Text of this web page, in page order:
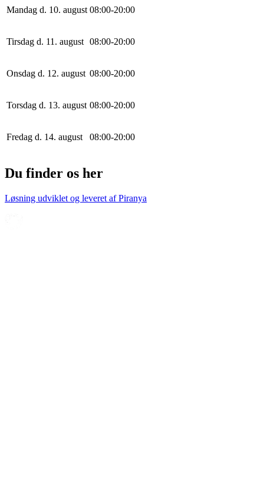
Mandag d. 10. august 08:00-20:00
Tirsdag d. 11. august 08:00-20:00
Onsdag d. 12. august 08:00-20:00
Torsdag d. 13. august 08:00-20:00
Fredag d. 14. august 08:00-20:00
Du finder os her
Løsning udviklet og leveret afPiranya